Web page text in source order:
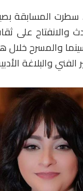
سطرت المسابقة
والانفتاح على
والمسرح خلال
الفني والبلاغة